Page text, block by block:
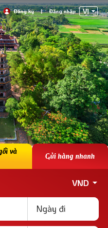
Đăng ký | Đăng nhập VI
và
Gửi hàng nhanh
VND
Ngày đi